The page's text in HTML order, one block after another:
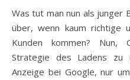
Was tut man nun als junger
über, wenn kaum richtige
Kunden kommen? Nun,
Strategie des Ladens zu
Anzeige bei Google, nur